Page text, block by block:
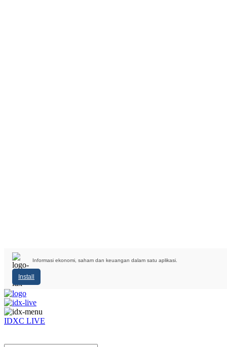
Informasi ekonomi, saham dan keuangan dalam satu aplikasi.
Install
IDXC LIVE